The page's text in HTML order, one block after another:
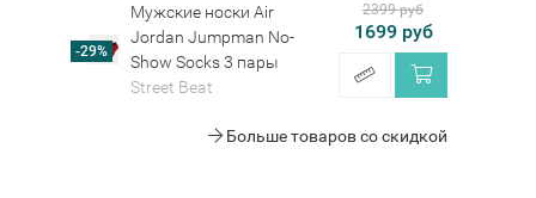
-29%
Мужские носки Air
Jordan Jumpman No-
Show Socks 3 пары
Street Beat
2399 руб
1699 руб
Больше товаров со скидкой